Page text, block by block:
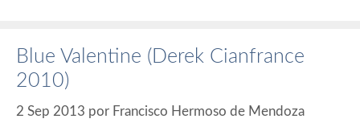
Blue Valentine (Derek Cianfrance
2010)
2 Sep 2013 por Francisco Hermoso de Mendoza